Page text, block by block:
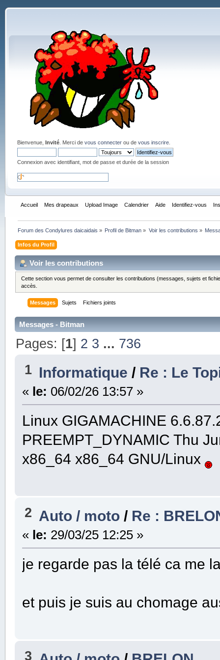
Bienvenue, Invité. Merci de vous connecterou de vous inscrire.
Connexion avec identifiant, mot de passe et durée de la session
Accueil Mes drapeaux Upload Image Calendrier Aide Identifiez-vous
Forum des Condylures daicaidais » Profil de Bitman » Voir les contributions »
Infos du Profil
Voir les contributions
Cette section vous permet de consulter les contributions (messages, sujets et
accès.
Messages Sujets Fichiers joints
Messages - Bitman
Pages: [1] 2 3 ... 736
1 Informatique / Re : Le
« le: 06/02/26 13:57 »
Linux GIGAMACHINE
PREEMPT_DYNAMIC Thu
x86_64 x86_64 GNU/Linux
2 Auto / moto/ Re :
« le: 29/03/25 12:25 »
je regarde pas la télé ca me
et puis je suis au chomage
3